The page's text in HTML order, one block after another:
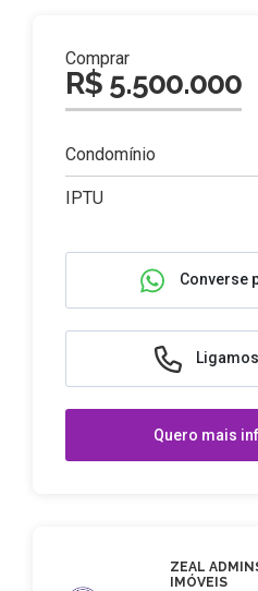
Comprar
R$ 5.500.000
Condomínio
IPTU
Converse
Quero mais
ZEAL
IMÓVEIS